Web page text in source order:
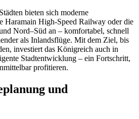
bieten sich moderne
Haramain High-Speed Railway oder die
Nord–Süd an – komfortabel, schnell
als Inlandsflüge. Mit dem Ziel, bis
investiert das Königreich auch in
Stadtentwicklung – ein Fortschritt,
profitieren.
und